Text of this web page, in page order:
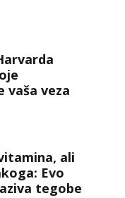
vaša veza
ali
Evo
tegobe